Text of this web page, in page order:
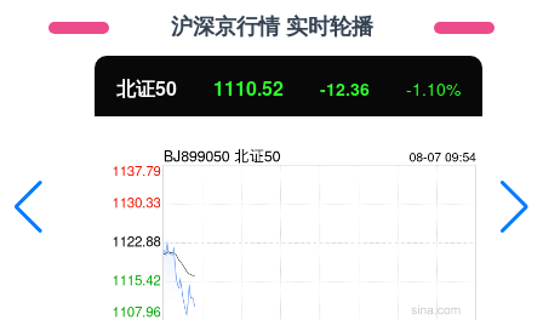
沪深京行情 实时轮播
北证50 1110.52 -12.36 -1.10%